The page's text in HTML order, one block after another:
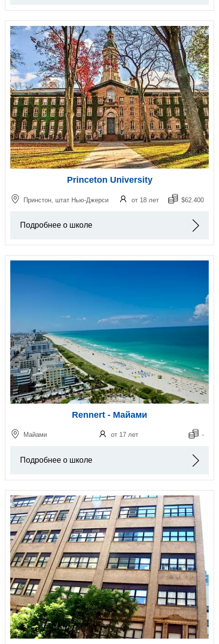
Princeton University
Принстон, штат Нью-Джерси от 18 лет $62.400
Подробнее о школе
Rennert - Майами
Майами от 17 лет -
Подробнее о школе